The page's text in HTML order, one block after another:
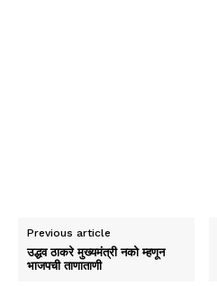
Previous article
उद्धव ठाकरे मुख्यमंत्री नको म्हणून
भाजपची ताणाताणी